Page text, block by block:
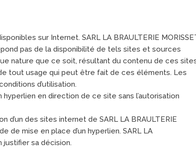
sur Internet. SARL LA BRAULTERIE
pas de la disponibilité de tels sites et sources
nature que ce soit, résultant du contenu de ces
tout usage qui peut être fait de ces éléments. Les
d’utilisation.
en direction de ce site sans l’autorisation
des sites internet de SARL LA BRAULTERIE
de mise en place d’un hyperlien. SARL LA
justifier sa décision.